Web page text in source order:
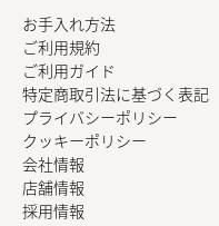
お手入れ方法
ご利用規約
ご利用ガイド
特定商取引法に基づく表記
プライバシーポリシー
クッキーポリシー
会社情報
店舗情報
採用情報